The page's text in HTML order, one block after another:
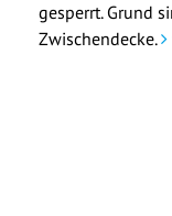
gesperrt. Grund
Zwischendecke.